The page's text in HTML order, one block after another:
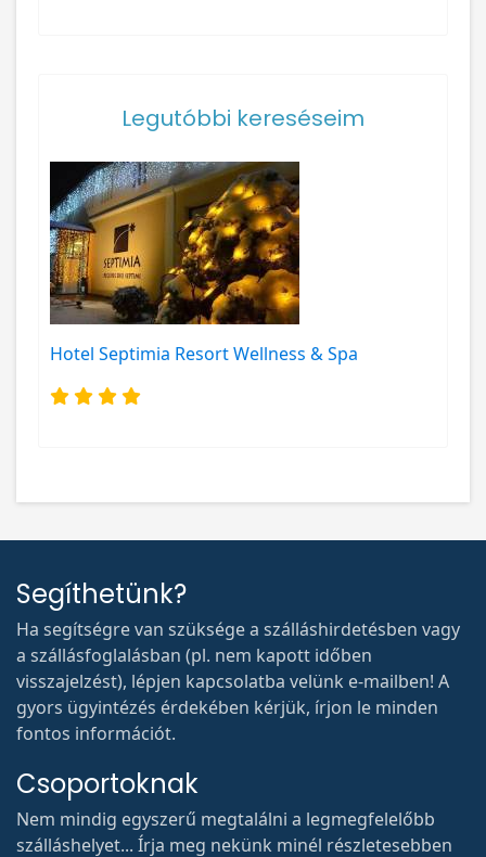
Legutóbbi kereséseim
Hotel Septimia Resort Wellness & Spa
Segíthetünk?
Ha segítségre van szüksége a szálláshirdetésben vagy
a szállásfoglalásban (pl. nem kapott időben
visszajelzést), lépjen kapcsolatba velünk e-mailben! A
gyors ügyintézés érdekében kérjük, írjon le minden
fontos információt.
Csoportoknak
Nem mindig egyszerű megtalálni a legmegfelelőbb
szálláshelyet... Írja meg nekünk minél részletesebben